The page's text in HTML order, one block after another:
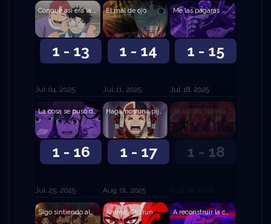
1 - 13
Conque así era la leyenda de la Gran Serpiente
Jul. 04, 2025
1 - 14
El mal de ojo
Jul. 11, 2025
1 - 15
Me las pagarás
Jul. 18, 2025
1 - 16
La cosa se puso demasiado escabrosa
Jul. 25, 2025
1 - 17
Hagamos una pijamada
Aug. 01, 2025
1 - 18
Ya somos familia
Sigo sintiendo algo raro en el pecho Ánimo, Okarun A reconstruir la casa